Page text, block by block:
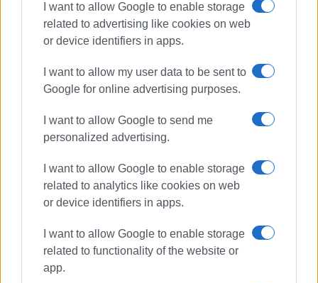
I want to allow Google to enable storage
related to advertising like cookies on web
or device identifiers in apps.
I want to allow my user data to be sent to
Google for online advertising purposes.
I want to allow Google to send me
personalized advertising.
I want to allow Google to enable storage
related to analytics like cookies on web
or device identifiers in apps.
I want to allow Google to enable storage
related to functionality of the website or
app.